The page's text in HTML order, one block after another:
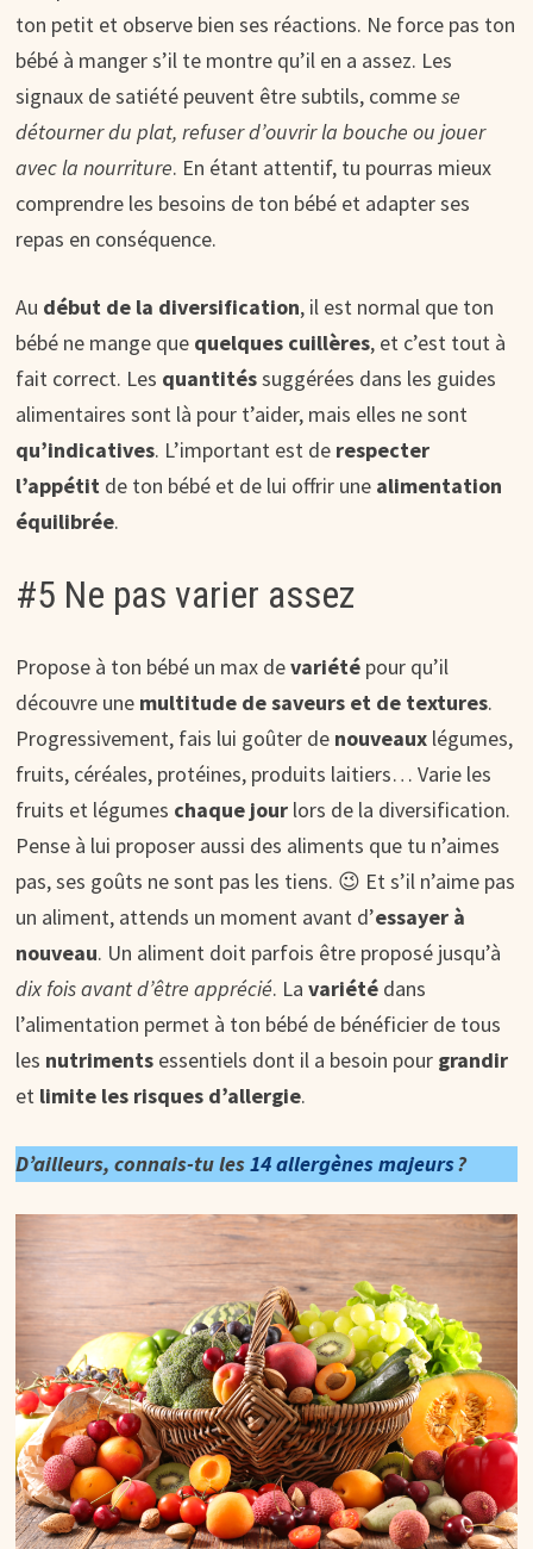
ton petit et observe bien ses réactions. Ne force pas ton
bébé à manger s’il te montre qu’il en a assez. Les
signaux de satiété peuvent être subtils, commese
détourner du plat, refuser d’ouvrir la bouche ou jouer
avec la nourriture. En étant attentif, tu pourras mieux
comprendre les besoins de ton bébé et adapter ses
repas en conséquence.
Au début de la diversification, il est normal que ton
bébé ne mange que quelques cuillères, et c’est tout à
fait correct. Les quantitéssuggérées dans les guides
alimentaires sont là pour t’aider, mais elles ne sont
qu’indicatives. L’important est de respecter
l’appétitde ton bébé et de lui offrir une alimentation
équilibrée.
#5 Ne pas varier assez
Propose à ton bébé un max devariété pour qu’il
découvre une multitude de saveurs et de textures.
Progressivement, fais lui goûter de nouveaux légumes,
fruits, céréales, protéines, produits laitiers… Varie les
fruits et légumes chaque jourlors de la diversification.
Pense à lui proposer aussi des aliments que tu n’aimes
pas, ses goûts ne sont pas les tiens. 😉 Et s’il n’aime pas
un aliment, attends un moment avant d’essayer à
nouveau. Un aliment doit parfois être proposé jusqu’à
dix fois avant d’être apprécié. La variété dans
l’alimentation permet à ton bébé de bénéficier de tous
les nutrimentsessentiels dont il a besoin pour grandir
et limite les risques d’allergie.
D’ailleurs, connais-tu les14 allergènes majeurs?